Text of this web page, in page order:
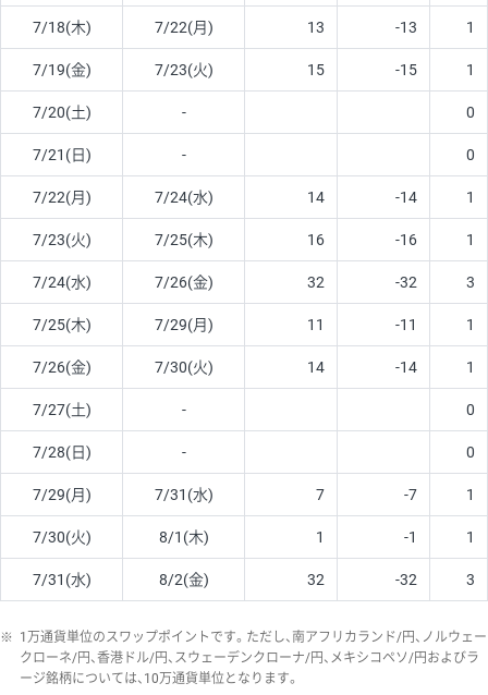
7/18(木) 7/22(月) 13 -13 1
7/19(金) 7/23(火) 15 -15 1
7/20(土) - 0
7/21(日) - 0
7/22(月) 7/24(水) 14 -14 1
7/23(火) 7/25(木) 16 -16 1
7/24(水) 7/26(金) 32 -32 3
7/25(木) 7/29(月) 11 -11 1
7/26(金) 7/30(火) 14 -14 1
7/27(土) - 0
7/28(日) - 0
7/29(月) 7/31(水) 7 -7 1
7/30(火) 8/1(木) 1 -1 1
7/31(水) 8/2(金) 32 -32 3
※ 1万通貨単位のスワップポイントです。ただし、南アフリカランド/円、ノルウェー
クローネ/円、香港ドル/円、スウェーデンクローナ/円、メキシコペソ/円およびラ
ージ銘柄については、10万通貨単位となります。